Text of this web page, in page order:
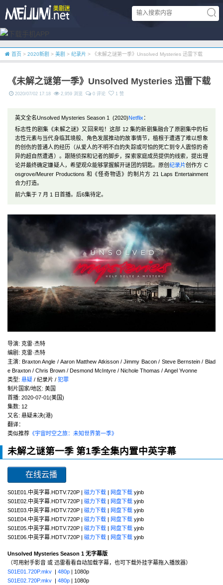
首页 > 2020新剧 > 美剧 > 纪录片 > 《未解之谜第一季》Unsolved Mysteries 迅雷下载
《未解之谜第一季》Unsolved Mysteries 迅雷下载
2020/07/02 17:18 2,959 浏览 0 评论 1 赞
英文全名Unsolved Mysteries Season 1 (2020)Netflix ：
标志性的剧集《未解之谜》又回来啦！这部 12 集的新剧集融合了原剧集中的标
志性元素与当代身临其境般、角色发展推动的故事情节，植根于遭遇了难以想象
的创伤的普通人的经历（从爱人的不明不白的失踪或可怕的死亡到令人震惊的奇
异的超自然遭遇）。跟随侦探和记者的脚步，探索家庭成员提供的线索，提出理
论并最终确定嫌疑人，希望观众能够掌握解开谜团的钥匙。原创纪录片创作方 C
osgrove/Meurer Productions 和《怪奇物语》的制片方 21 Laps Entertainment
合力打造。
前六集于 7 月 1 日首播。后6集待定。
导演: 克雷·杰特
编剧 : 克雷·杰特
主演:Braxton Angle / Aaron Matthew Atkisson / Jimmy Bacon / Steve Bernstein / Blad
e Braxton / Chris Brown / Desmond McIntyre / Nichole Thomas / Angel Yvonne
类型: 悬疑 / 纪录片 / 犯罪
制片国家/地区: 美国
首播: 2020-07-01(美国)
集数: 12
又名: 悬疑未决(港)
翻译：
类似推荐 《宇宙时空之旅：未知世界第一季》
未解之谜第一季 第1季全集内置中英字幕
在线云播
S01E01.中英字幕.HDTV.720P | 磁力下载 | 网盘下载 yjnb
S01E02.中英字幕.HDTV.720P | 磁力下载 | 网盘下载 yjnb
S01E03.中英字幕.HDTV.720P | 磁力下载 | 网盘下载 yjnb
S01E04.中英字幕.HDTV.720P | 磁力下载 | 网盘下载 yjnb
S01E05.中英字幕.HDTV.720P | 磁力下载 | 网盘下载 yjnb
S01E06.中英字幕.HDTV.720P | 磁力下载 | 网盘下载 yjnb
Unsolved Mysteries Season 1 无字幕版
（可用射手影音 或 迅雷看看自动加载字幕，也可下载外挂字幕拖入播放器）
S01E01.720P.mkv | 480p | 1080p
S01E02.720P.mkv | 480p | 1080p